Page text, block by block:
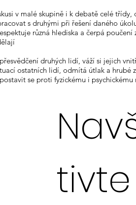
tivte
v malé skupině i k debatě celé třídy,
s druhými při řešení daného
různá hlediska a čerpá poučení
druhých lidí, váží si jejich
ostatních lidí, odmítá útlak a hrubé
se proti fyzickému i psychickému